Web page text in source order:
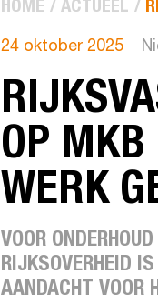
HOME ACTUEEL
24 oktober 2025
OP MKB
WERK
VOOR
RIJKSOVERHEID
AANDACHT VOOR